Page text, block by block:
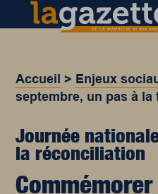
Accueil > Enjeux
septembre, un pas à la
Journée
la réconciliation